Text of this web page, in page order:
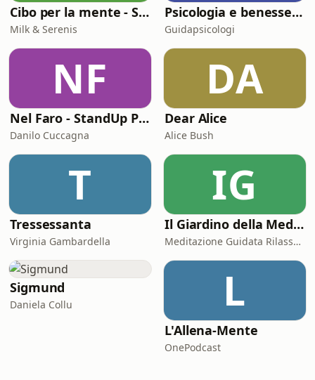
Cibo per la mente - Stare bene nella società di oggi
Milk & Serenis
Psicologia e benessere | Il podcast di GuidaPsicologi
Guidapsicologi
NF
Nel Faro - StandUp Podcast
Danilo Cuccagna
DA
Dear Alice
Alice Bush
T
Tressessanta
Virginia Gambardella
IG
Il Giardino della Meditazione
Meditazione Guidata Rilassamento
Sigmund
Daniela Collu L
L'Allena-Mente
OnePodcast